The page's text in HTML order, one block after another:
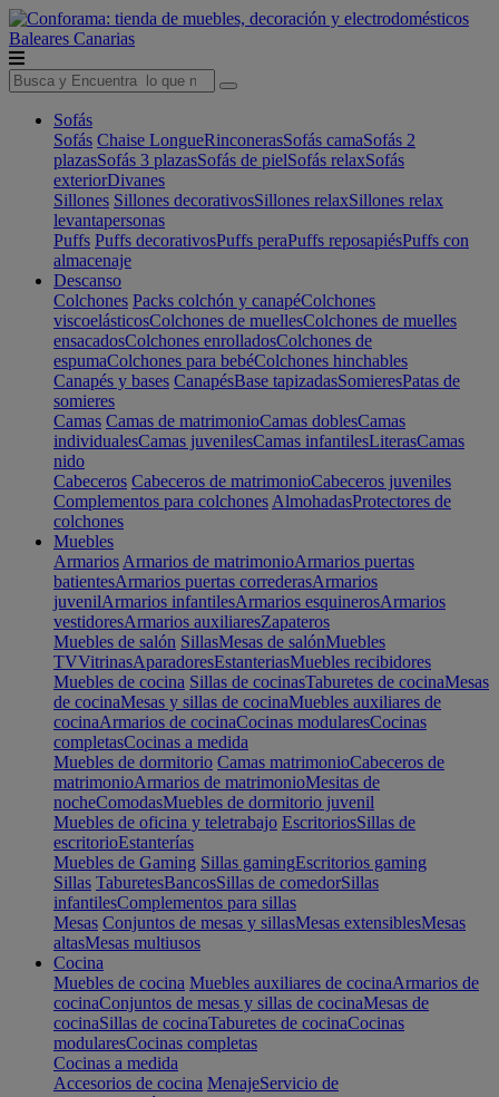
Baleares Canarias
Sofás
Sofás Chaise LongueRinconerasSofás camaSofás 2
plazasSofás 3 plazasSofás de pielSofás relaxSofás
exteriorDivanes
Sillones Sillones decorativosSillones relaxSillones relax
levantapersonas
Puffs Puffs decorativosPuffs peraPuffs reposapiésPuffs con
almacenaje
Descanso
Colchones Packs colchón y canapéColchones
viscoelásticosColchones de muellesColchones de muelles
ensacadosColchones enrolladosColchones de
espumaColchones para bebéColchones hinchables
Canapés y bases CanapésBase tapizadasSomieresPatas de
somieres
Camas Camas de matrimonioCamas doblesCamas
individualesCamas juvenilesCamas infantilesLiterasCamas
nido
Cabeceros Cabeceros de matrimonioCabeceros juveniles
Complementos para colchones AlmohadasProtectores de
colchones
Muebles
Armarios Armarios de matrimonioArmarios puertas
batientesArmarios puertas correderasArmarios
juvenilArmarios infantilesArmarios esquinerosArmarios
vestidoresArmarios auxiliaresZapateros
Muebles de salón SillasMesas de salónMuebles
TVVitrinasAparadoresEstanteriasMuebles recibidores
Muebles de cocina Sillas de cocinasTaburetes de cocinaMesas
de cocinaMesas y sillas de cocinaMuebles auxiliares de
cocinaArmarios de cocinaCocinas modularesCocinas
completasCocinas a medida
Muebles de dormitorio Camas matrimonioCabeceros de
matrimonioArmarios de matrimonioMesitas de
nocheComodasMuebles de dormitorio juvenil
Muebles de oficina y teletrabajo EscritoriosSillas de
escritorioEstanterías
Muebles de Gaming Sillas gamingEscritorios gaming
Sillas TaburetesBancosSillas de comedorSillas
infantilesComplementos para sillas
Mesas Conjuntos de mesas y sillasMesas extensiblesMesas
altasMesas multiusos
Cocina
Muebles de cocina Muebles auxiliares de cocinaArmarios de
cocinaConjuntos de mesas y sillas de cocinaMesas de
cocinaSillas de cocinaTaburetes de cocinaCocinas
modularesCocinas completas
Cocinas a medida
Accesorios de cocina MenajeServicio de